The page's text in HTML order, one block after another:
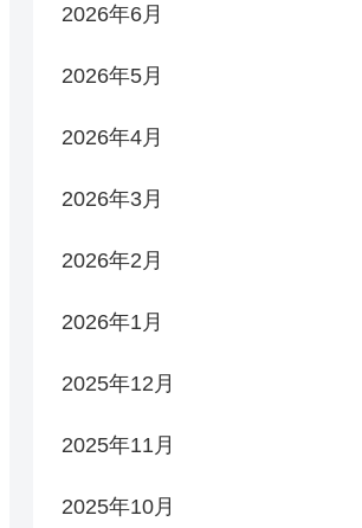
2026年6月
2026年5月
2026年4月
2026年3月
2026年2月
2026年1月
2025年12月
2025年11月
2025年10月